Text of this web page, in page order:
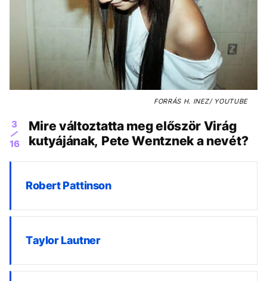
FORRÁSH. INEZ/ YOUTUBE
3
16
Mire változtatta meg először Virág
kutyájának, Pete Wentznek a nevét?
Robert Pattinson
Taylor Lautner